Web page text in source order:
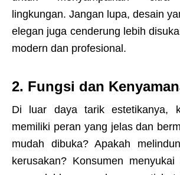
lingkungan. Jangan lupa, desain
elegan juga cenderung lebih
modern dan profesional.
2. Fungsi dan
Di luar daya tarik estetikanya,
memiliki peran yang jelas dan
mudah dibuka? Apakah
kerusakan? Konsumen